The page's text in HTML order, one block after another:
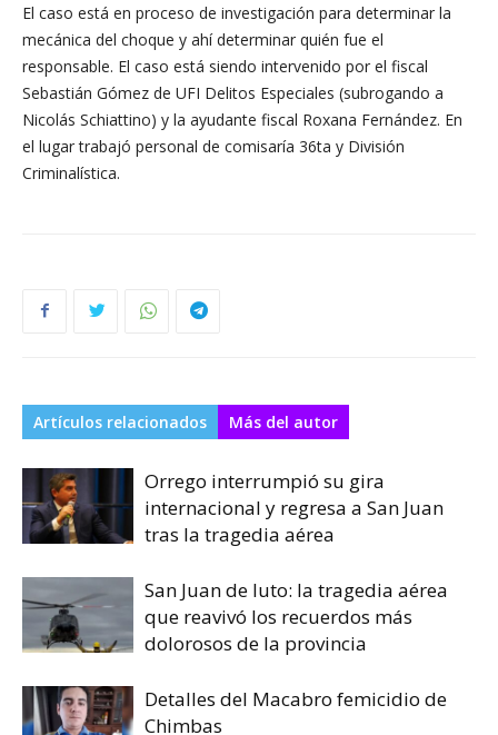
El caso está en proceso de investigación para determinar la
mecánica del choque y ahí determinar quién fue el
responsable. El caso está siendo intervenido por el fiscal
Sebastián Gómez de UFI Delitos Especiales (subrogando a
Nicolás Schiattino) y la ayudante fiscal Roxana Fernández. En
el lugar trabajó personal de comisaría 36ta y División
Criminalística.
Artículos relacionados Más del autor
Orrego interrumpió su gira
internacional y regresa a San Juan
tras la tragedia aérea
San Juan de luto: la tragedia aérea
que reavivó los recuerdos más
dolorosos de la provincia
Detalles del Macabro femicidio de
Chimbas